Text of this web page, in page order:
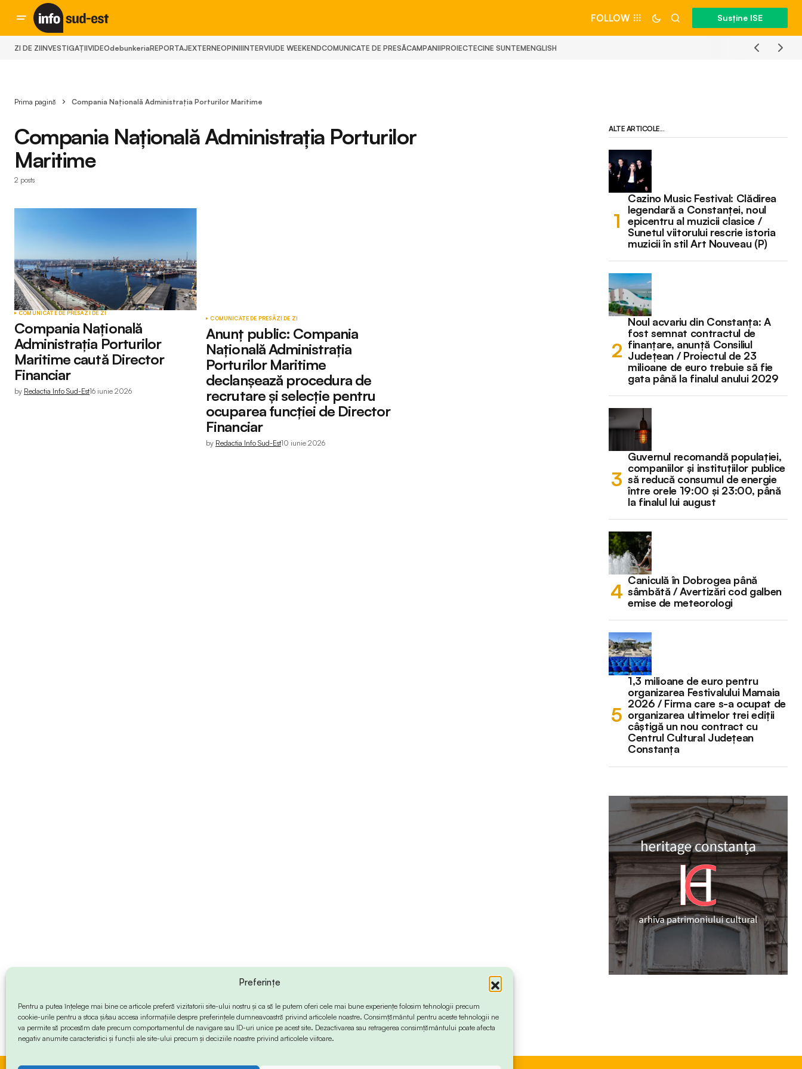
Preferințe
Pentru a putea înțelege mai bine ce articole preferă vizitatorii site-ului nostru și ca să le putem oferi cele mai bune experiențe folosim tehnologii precum
cookie-urile pentru a stoca și/sau accesa informațiile despre preferințele dumneavoastră privind articolele noastre. Consimțământul pentru aceste tehnologii ne
va permite să procesăm date precum comportamentul de navigare sau ID-uri unice pe acest site. Dezactivarea sau retragerea consimțământului poate afecta
negativ anumite caracteristici și funcții ale site-ului precum și deciziile noastre privind articolele viitoare.
FOLLOW Susține ISE
ZI DE ZIINVESTIGAȚIIVIDEOdebunkeriaREPORTAJEXTERNEOPINIIINTERVIUDE WEEKENDCOMUNICATE DE PRESĂCAMPANIIPROIECTECINE SUNTEMENGLISH
Prima pagină Compania Națională Administrația Porturilor Maritime
Compania Națională Administrația Porturilor
Maritime
2 posts
COMUNICATE DE PRESĂZI DE ZI
Compania Națională
Administrația Porturilor
Maritime caută Director
Financiar
by Redactia Info Sud-Est16 iunie 2026
COMUNICATE DE PRESĂZI DE ZI
Anunț public: Compania
Națională Administrația
Porturilor Maritime
declanșează procedura de
recrutare și selecție pentru
ocuparea funcției de Director
Financiar
by Redactia Info Sud-Est10 iunie 2026
ALTE ARTICOLE...
Cazino Music Festival: Clădirea
legendară a Constanței, noul
epicentru al muzicii clasice /
Sunetul viitorului rescrie istoria
muzicii în stil Art Nouveau (P)
Noul acvariu din Constanța: A
fost semnat contractul de
finanțare, anunță Consiliul
Județean / Proiectul de 23
milioane de euro trebuie să fie
gata până la finalul anului 2029
Guvernul recomandă populației,
companiilor și instituțiilor publice
să reducă consumul de energie
între orele 19:00 și 23:00, până
la finalul lui august
Caniculă în Dobrogea până
sâmbătă / Avertizări cod galben
emise de meteorologi
1,3 milioane de euro pentru
organizarea Festivalului Mamaia
2026 / Firma care s-a ocupat de
organizarea ultimelor trei ediții
câștigă un nou contract cu
Centrul Cultural Județean
Constanța